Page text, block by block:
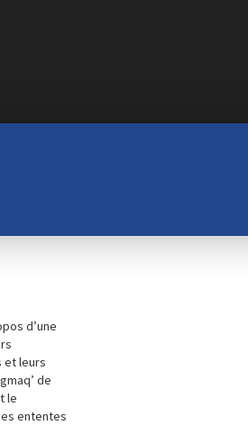
d’une
et leurs
de
le
ententes